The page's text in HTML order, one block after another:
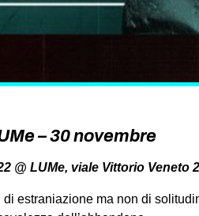
– 30 novembre
@ LUMe, viale Vittorio Veneto
estraniazione ma non di